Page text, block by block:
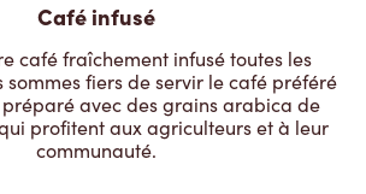
Café infusé
café fraîchement infusé toutes les
sommes fiers de servir le café préféré
préparé avec des grains arabica de
profitent aux agriculteurs et à leur
communauté.